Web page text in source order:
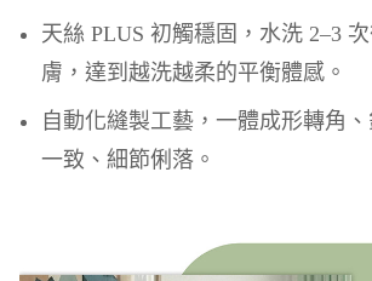
天絲 PLUS 初觸穩固，水洗 2–3
膚，達到越洗越柔的平衡體感。
自動化縫製工藝，一體成形轉角
一致、細節俐落。